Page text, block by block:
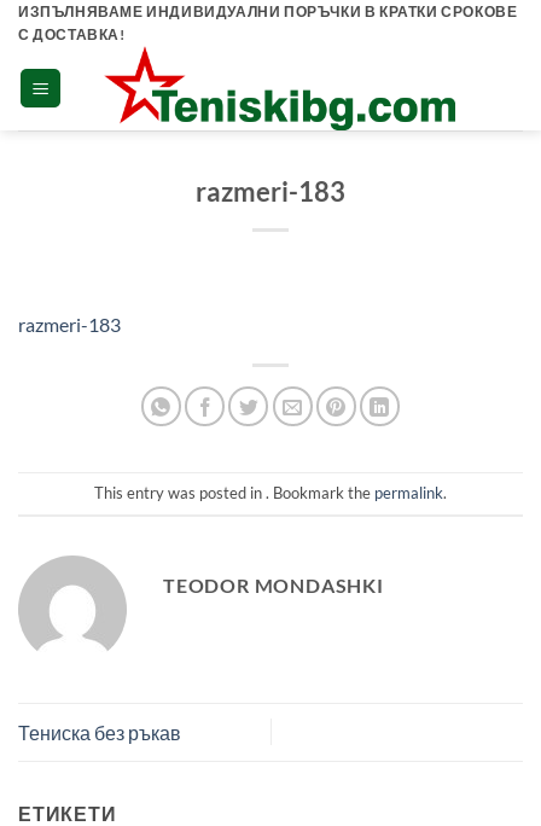
Skip
content
ИЗПЪЛНЯВАМЕ ИНДИВИДУАЛНИ ПОРЪЧКИ В КРАТКИ СРОКОВЕ
С ДОСТАВКА!
razmeri-183
razmeri-183
This entry was posted in . Bookmark the permalink.
TEODOR MONDASHKI
Тениска без ръкав
ЕТИКЕТИ